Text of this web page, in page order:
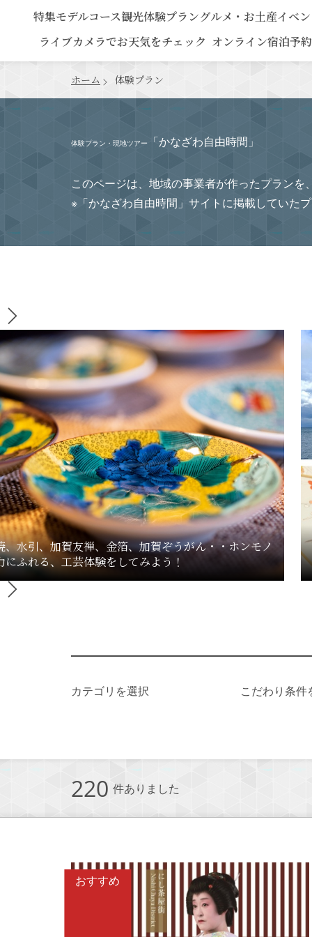
特集モデルコース観光体験プラングルメ・お土産イベ
ライブカメラでお天気をチェック オンライン宿泊予約
ホーム 体験プラン
体験プラン・現地ツアー 「かなざわ自由時間」
このページは、地域の事業者が作ったプラン
※「かなざわ自由時間」サイトに掲載していた
、水引、加賀友禅、金箔、加賀ぞうがん・・ホンモノ
にふれる、工芸体験をしてみよう！
カテゴリを選択 こだわり条件
220 件ありました
おすすめ